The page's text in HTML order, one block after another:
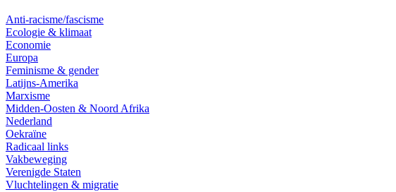
Anti-racisme/fascisme
Ecologie & klimaat
Economie
Europa
Feminisme & gender
Latijns-Amerika
Marxisme
Midden-Oosten & Noord Afrika
Nederland
Oekraïne
Radicaal links
Vakbeweging
Verenigde Staten
Vluchtelingen & migratie